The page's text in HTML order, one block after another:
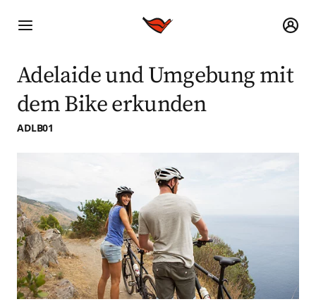
Adelaide und Umgebung mit
dem Bike erkunden
ADLB01